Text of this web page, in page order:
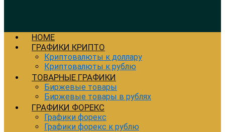
HOME
ГРАФИКИ КРИПТО
Криптовалюты к доллару
Криптовалюты к рублю
ТОВАРНЫЕ ГРАФИКИ
Биржевые товары
Биржевые товары в рублях
ГРАФИКИ ФОРЕКС
Графики форекс
Графики форекс к рублю